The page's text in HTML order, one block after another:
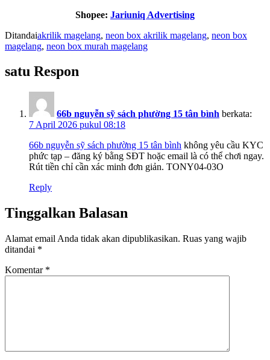
Shopee: Jariuniq Advertising
Ditandaiakrilik magelang, neon box akrilik magelang, neon box
magelang, neon box murah magelang
satu Respon
66b nguyễn sỹ sách phường 15 tân bình berkata:
7 April 2026 pukul 08:18
66b nguyễn sỹ sách phường 15 tân bình không yêu cầu KYC
phức tạp – đăng ký bằng SĐT hoặc email là có thể chơi ngay.
Rút tiền chỉ cần xác minh đơn giản. TONY04-03O
Reply
Tinggalkan Balasan
Alamat email Anda tidak akan dipublikasikan. Ruas yang wajib
ditandai *
Komentar *